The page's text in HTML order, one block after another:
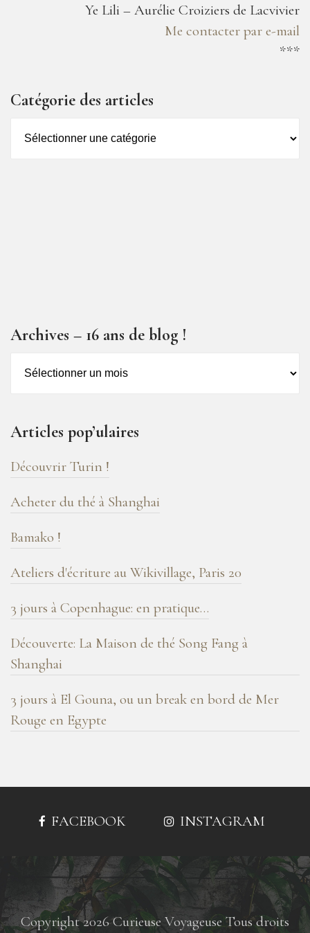
Ye Lili – Aurélie Croiziers de Lacvivier
Me contacter par e-mail
***
Catégorie des articles
des
Archives – 16 ans de blog !
de
blog
!
Articles pop’ulaires
Découvrir Turin !
Acheter du thé à Shanghai
Bamako !
Ateliers d'écriture au Wikivillage, Paris 20
3 jours à Copenhague: en pratique…
Découverte: La Maison de thé Song Fang à
Shanghai
3 jours à El Gouna, ou un break en bord de Mer
Rouge en Egypte
FACEBOOK INSTAGRAM
Copyright 2026 Curieuse Voyageuse Tous droits